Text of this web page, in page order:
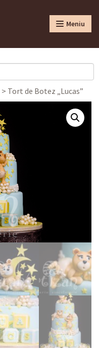
Meniu
> Tort de Botez „Lucas”